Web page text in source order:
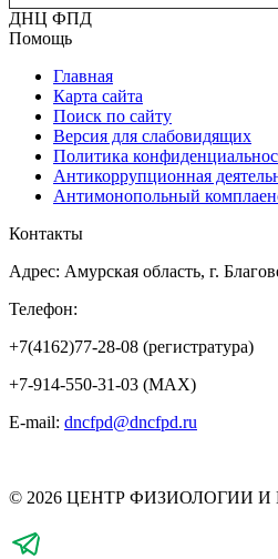
ДНЦ ФПД
Помощь
Главная
Карта сайта
Поиск по сайту
Версия для слабовидящих
Политика
Антикоррупционная
Антимонопольный
Контакты
Адрес: Амурская область, г.
Телефон:
+7(4162)77-28-08 (регистратура)
+7-914-550-31-03 (MAX)
E-mail: dncfpd@dncfpd.ru
© 2026 ЦЕНТР ФИЗИОЛОГИИ